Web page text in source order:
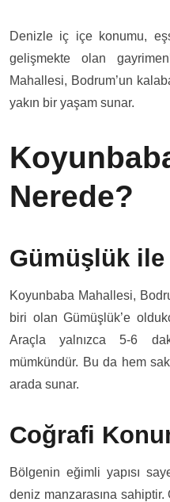
Denizle iç içe konumu,
gelişmekte olan
Mahallesi, Bodrum’un
yakın bir yaşam sunar.
Nerede?
Gümüşlük ile
Koyunbaba Mahallesi,
biri olan Gümüşlük’e
Araçla yalnızca 5-6
mümkündür. Bu da hem
arada sunar.
Coğrafi
Bölgenin eğimli yapısı
deniz manzarasına